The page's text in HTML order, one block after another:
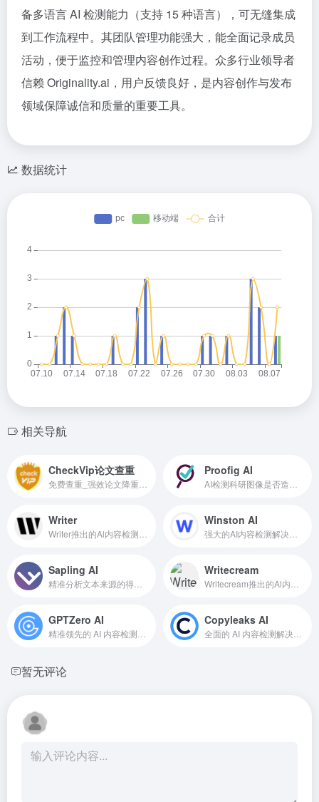
备多语言 AI 检测能力（支持 15 种语言），可无缝集成
到工作流程中。其团队管理功能强大，能全面记录成员
活动，便于监控和管理内容创作过程。众多行业领导者
信赖 Originality.ai，用户反馈良好，是内容创作与发布
领域保障诚信和质量的重要工具。
数据统计
相关导航
CheckVip论文查重 Proofig AI
Writer Winston AI
Sapling AI Writecream
GPTZero AI Copyleaks AI
暂无评论